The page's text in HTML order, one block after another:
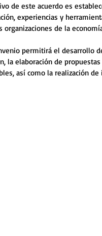
de este acuerdo es
experiencias y
organizaciones de la
permitirá el desarrollo
la elaboración de
así como la realización